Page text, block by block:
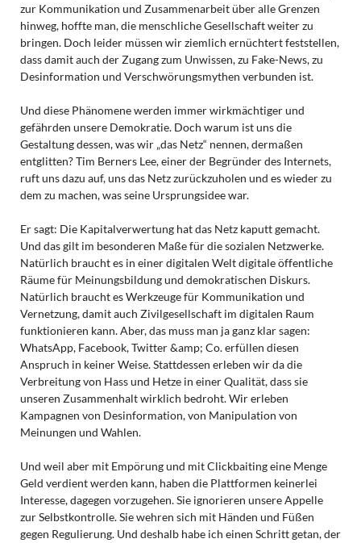
zur Kommunikation und Zusammenarbeit über alle Grenzen
hinweg, hoffte man, die menschliche Gesellschaft weiter zu
bringen. Doch leider müssen wir ziemlich ernüchtert feststellen,
dass damit auch der Zugang zum Unwissen, zu Fake-News, zu
Desinformation und Verschwörungsmythen verbunden ist.
Und diese Phänomene werden immer wirkmächtiger und
gefährden unsere Demokratie. Doch warum ist uns die
Gestaltung dessen, was wir „das Netz“ nennen, dermaßen
entglitten? Tim Berners Lee, einer der Begründer des Internets,
ruft uns dazu auf, uns das Netz zurückzuholen und es wieder zu
dem zu machen, was seine Ursprungsidee war.
Er sagt: Die Kapitalverwertung hat das Netz kaputt gemacht.
Und das gilt im besonderen Maße für die sozialen Netzwerke.
Natürlich braucht es in einer digitalen Welt digitale öffentliche
Räume für Meinungsbildung und demokratischen Diskurs.
Natürlich braucht es Werkzeuge für Kommunikation und
Vernetzung, damit auch Zivilgesellschaft im digitalen Raum
funktionieren kann. Aber, das muss man ja ganz klar sagen:
WhatsApp, Facebook, Twitter &amp; Co. erfüllen diesen
Anspruch in keiner Weise. Stattdessen erleben wir da die
Verbreitung von Hass und Hetze in einer Qualität, dass sie
unseren Zusammenhalt wirklich bedroht. Wir erleben
Kampagnen von Desinformation, von Manipulation von
Meinungen und Wahlen.
Und weil aber mit Empörung und mit Clickbaiting eine Menge
Geld verdient werden kann, haben die Plattformen keinerlei
Interesse, dagegen vorzugehen. Sie ignorieren unsere Appelle
zur Selbstkontrolle. Sie wehren sich mit Händen und Füßen
gegen Regulierung. Und deshalb habe ich einen Schritt getan, der